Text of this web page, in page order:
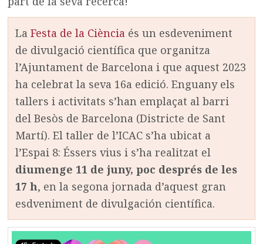
LaFesta de la Ciència és un esdeveniment
de divulgació científica que organitza
l’Ajuntament de Barcelona i que aquest 2023
ha celebrat la seva 16a edició. Enguany els
tallers i activitats s’han emplaçat al barri
del Besòs de Barcelona (Districte de Sant
Martí). El taller de l’ICAC s’ha ubicat a
l’Espai 8: Éssers vius i s’ha realitzat el
diumenge 11 de juny, poc després de les
17 h, en la segona jornada d’aquest gran
esdveniment de divulgación científica.